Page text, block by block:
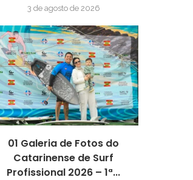
3 de agosto de 2026
01 Galeria de Fotos do
Catarinense de Surf
Profissional 2026 – 1ª...